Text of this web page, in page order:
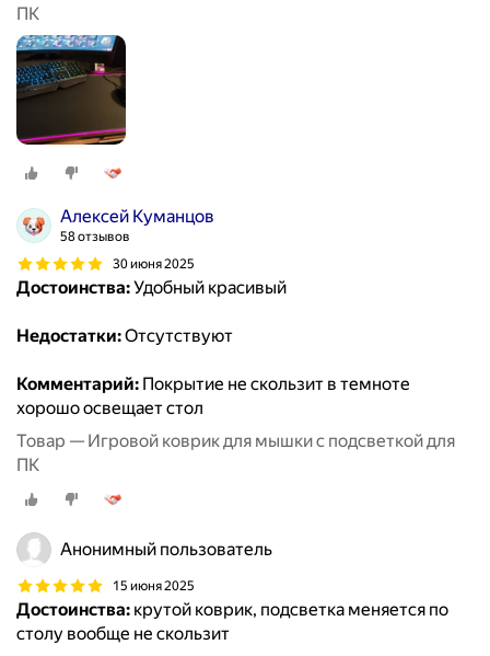
ПК
Алексей Куманцов
58 отзывов
30 июня 2025
Достоинства:Удобный красивый
Недостатки:Отсутствуют
Комментарий: Покрытие не скользит в темноте
хорошо освещает стол
Товар — Игровой коврик для мышки с подсветкой для
ПК
Анонимный пользователь
15 июня 2025
Достоинства: крутой коврик, подсветка меняется по
столу вообще не скользит